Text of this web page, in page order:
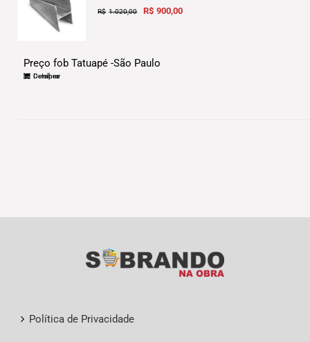
R$ 1.020,00
Original
R$1.020,00.
R$ 900,00Current
Preço fob Tatuapé -São Paulo
Comprar
Detalhes
Política de Privacidade